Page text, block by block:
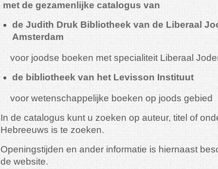
met de gezamenlijke catalogus van
de Judith Druk Bibliotheek van de Liberaal
Amsterdam
voor joodse boeken met specialiteit Liberaal
de bibliotheek van het Levisson Instituut
voor wetenschappelijke boeken op joods gebied
In de catalogus kunt u zoeken op auteur, titel of
Hebreeuws is te zoeken.
Openingstijden en ander informatie is hiernaast
de website.